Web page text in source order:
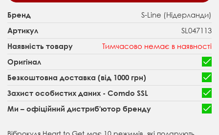
Бренд S-Line (Нідерланди)
Артикул SL047113
Наявність товару Тимчасово немає в наявності
Оригінал
Безкоштовна доставка (від 1000 грн)
Захист особистих даних - Comdo SSL
Ми – офіційний дистриб'ютор бренду
Віброкуля Heart to Get має 10 режимів, які подарують